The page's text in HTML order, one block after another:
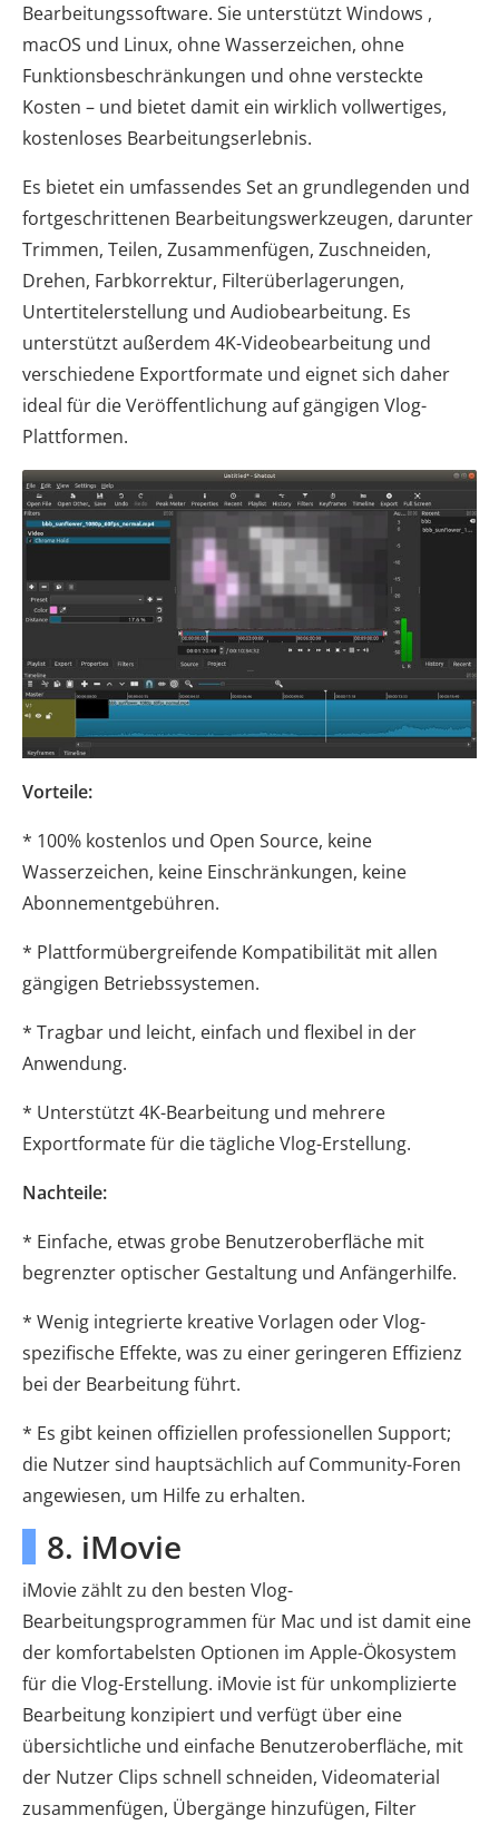
Bearbeitungssoftware. Sie unterstützt Windows ,
macOS und Linux, ohne Wasserzeichen, ohne
Funktionsbeschränkungen und ohne versteckte
Kosten – und bietet damit ein wirklich vollwertiges,
kostenloses Bearbeitungserlebnis.
Es bietet ein umfassendes Set an grundlegenden und
fortgeschrittenen Bearbeitungswerkzeugen, darunter
Trimmen, Teilen, Zusammenfügen, Zuschneiden,
Drehen, Farbkorrektur, Filterüberlagerungen,
Untertitelerstellung und Audiobearbeitung. Es
unterstützt außerdem 4K-Videobearbeitung und
verschiedene Exportformate und eignet sich daher
ideal für die Veröffentlichung auf gängigen Vlog-
Plattformen.
Vorteile:
* 100% kostenlos und Open Source, keine
Wasserzeichen, keine Einschränkungen, keine
Abonnementgebühren.
* Plattformübergreifende Kompatibilität mit allen
gängigen Betriebssystemen.
* Tragbar und leicht, einfach und flexibel in der
Anwendung.
* Unterstützt 4K-Bearbeitung und mehrere
Exportformate für die tägliche Vlog-Erstellung.
Nachteile:
* Einfache, etwas grobe Benutzeroberfläche mit
begrenzter optischer Gestaltung und Anfängerhilfe.
* Wenig integrierte kreative Vorlagen oder Vlog-
spezifische Effekte, was zu einer geringeren Effizienz
bei der Bearbeitung führt.
* Es gibt keinen offiziellen professionellen Support;
die Nutzer sind hauptsächlich auf Community-Foren
angewiesen, um Hilfe zu erhalten.
8. iMovie
iMovie zählt zu den besten Vlog-
Bearbeitungsprogrammen für Mac und ist damit eine
der komfortabelsten Optionen im Apple-Ökosystem
für die Vlog-Erstellung. iMovie ist für unkomplizierte
Bearbeitung konzipiert und verfügt über eine
übersichtliche und einfache Benutzeroberfläche, mit
der Nutzer Clips schnell schneiden, Videomaterial
zusammenfügen, Übergänge hinzufügen, Filter